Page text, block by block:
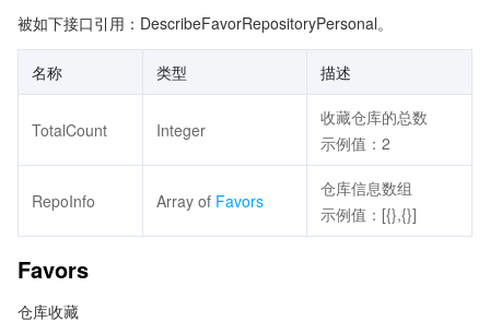
被如下接口引用：DescribeFavorRepositoryPersonal。
名称 类型 描述
TotalCount Integer
收藏仓库的总数
示例值：2
RepoInfo Array of Favors
仓库信息数组
示例值：[{},{}]
Favors
仓库收藏